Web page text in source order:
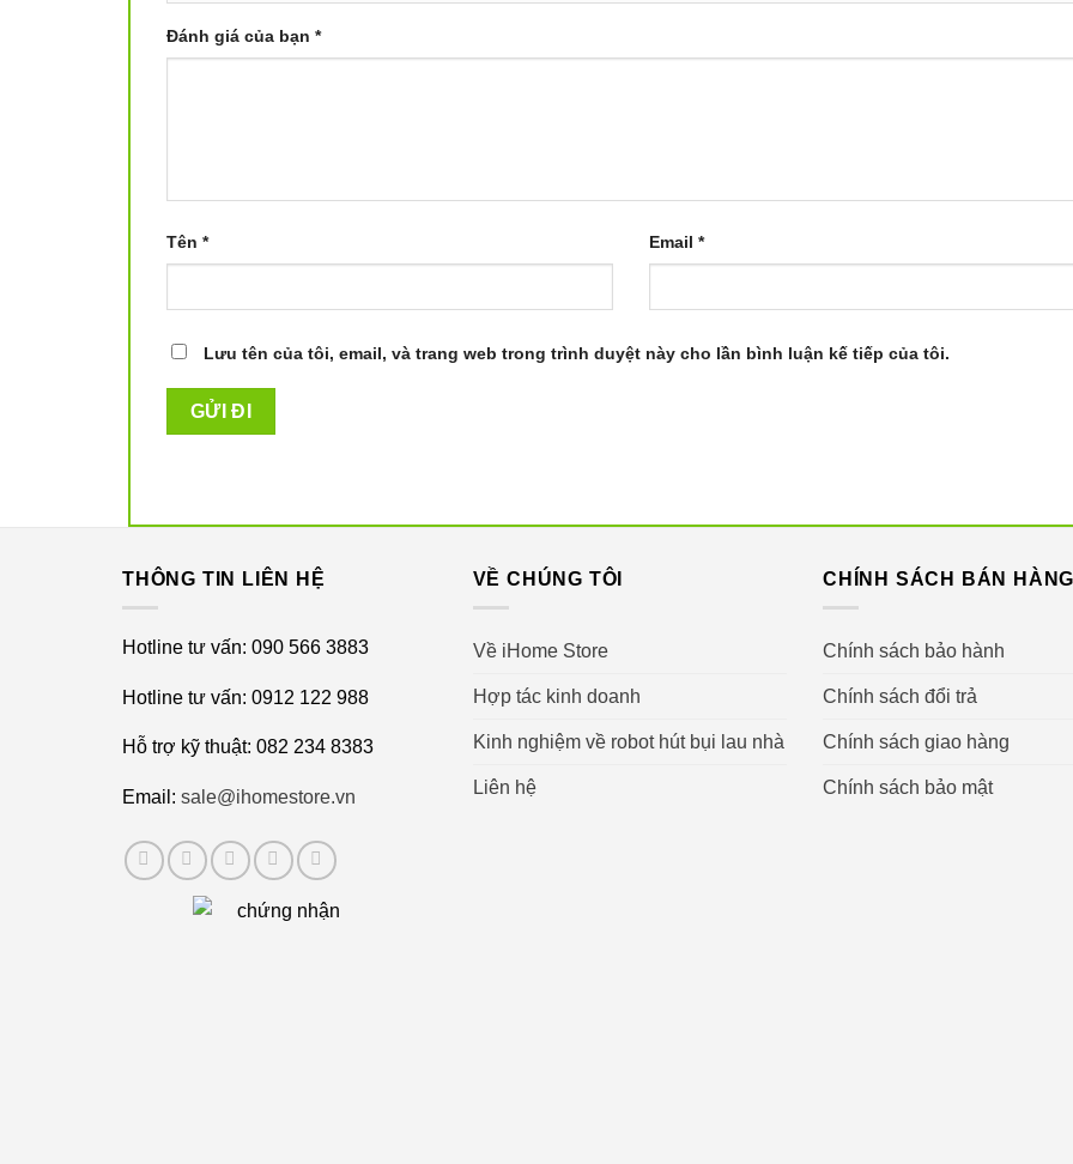
Đánh giá của bạn *
Tên * Email *
Lưu tên của tôi, email, và trang web trong trình duyệt này cho lần bình luận kế tiếp của tôi.
THÔNG TIN LIÊN HỆ
Hotline tư vấn: 090 566 3883
Hotline tư vấn: 0912 122 988
Hỗ trợ kỹ thuật: 082 234 8383
Email: sale@ihomestore.vn
VỀ CHÚNG TÔI
Về iHome Store
Hợp tác kinh doanh
Kinh nghiệm về robot hút bụi lau nhà
Liên hệ
CHÍNH SÁCH BÁN HÀNG
Chính sách bảo hành
Chính sách đổi trả
Chính sách giao hàng
Chính sách bảo mật